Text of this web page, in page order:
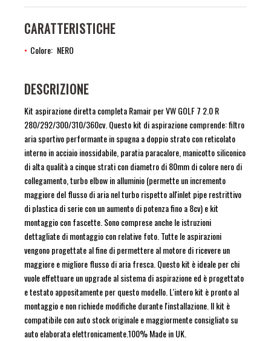
CARATTERISTICHE
Colore NERO
DESCRIZIONE
Kit aspirazione diretta completa Ramair per VW GOLF 7 2.0 R
280/292/300/310/360cv. Questo kit di aspirazione comprende: filtro
aria sportivo performante in spugna a doppio strato con reticolato
interno in acciaio inossidabile, paratia paracalore, manicotto siliconico
di alta qualità a cinque strati con diametro di 80mm di colore nero di
collegamento, turbo elbow in alluminio (permette un incremento
maggiore del flusso di aria nel turbo rispetto all'inlet pipe restrittivo
di plastica di serie con un aumento di potenza fino a 8cv) e kit
montaggio con fascette. Sono comprese anche le istruzioni
dettagliate di montaggio con relative foto. Tutte le aspirazioni
vengono progettate al fine di permettere al motore di ricevere un
maggiore e migliore flusso di aria fresca. Questo kit è ideale per chi
vuole effettuare un upgrade al sistema di aspirazione ed è progettato
e testato appositamente per questo modello. L'intero kit è pronto al
montaggio e non richiede modifiche durante l'installazione. Il kit è
compatibile con auto stock originale e maggiormente consigliato su
auto elaborata elettronicamente.100% Made in UK.